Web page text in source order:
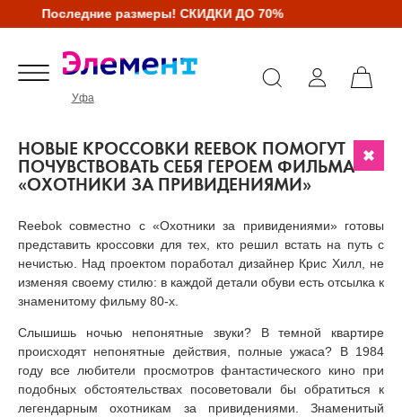
Последние размеры! СКИДКИ ДО 70%
Уфа
НОВЫЕ КРОССОВКИ REEBOK ПОМОГУТ
ПОЧУВСТВОВАТЬ СЕБЯ ГЕРОЕМ ФИЛЬМА
«ОХОТНИКИ ЗА ПРИВИДЕНИЯМИ»
Reebok совместно с «Охотники за привидениями» готовы
представить кроссовки для тех, кто решил встать на путь с
нечистью. Над проектом поработал дизайнер Крис Хилл, не
изменяя своему стилю: в каждой детали обуви есть отсылка к
знаменитому фильму 80-х.
Слышишь ночью непонятные звуки? В темной квартире
происходят непонятные действия, полные ужаса? В 1984
году все любители просмотров фантастического кино при
подобных обстоятельствах посоветовали бы обратиться к
легендарным охотникам за привидениями. Знаменитый